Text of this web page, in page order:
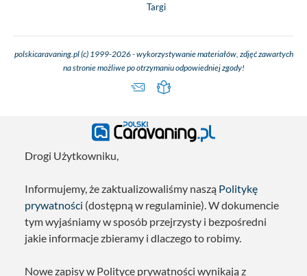
Targi
polskicaravaning.pl (c) 1999-2026 - wykorzystywanie materiałów, zdjęć zawartych
na stronie możliwe po otrzymaniu odpowiedniej zgody!
Drogi Użytkowniku,
Informujemy, że zaktualizowaliśmy naszą Politykę
prywatności (dostępną w regulaminie). W dokumencie
tym wyjaśniamy w sposób przejrzysty i bezpośredni
jakie informacje zbieramy i dlaczego to robimy.
Nowe zapisy w Polityce prywatności wynikają z